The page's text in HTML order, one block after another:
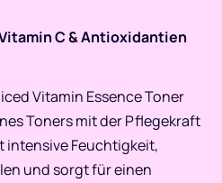
C & Antioxidantien
Vitamin Essence Toner
Toners mit der Pflegekraft
intensive Feuchtigkeit,
und sorgt für einen